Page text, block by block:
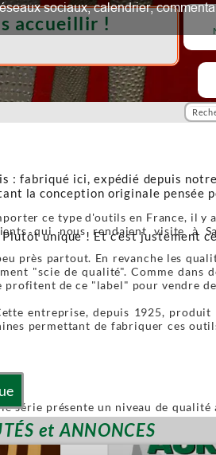
ce type d'outils en France, il y
qui nous rendaient visite à
près partout. En revanche les
"scie de qualité". Comme dans
de ce "label" pour vendre
entreprise, depuis 1925,
permettant de fabriquer ces
série présente un niveau de qualité
interchangeable.
accueillir !
: fabriqué ici, expédié depuis
la conception originale pensée
unique ! Et c’est justement
et ANNONCES
sociaux, calendrier,